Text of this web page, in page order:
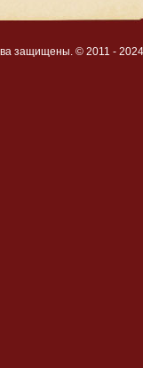
защищены. © 2011 - 2024